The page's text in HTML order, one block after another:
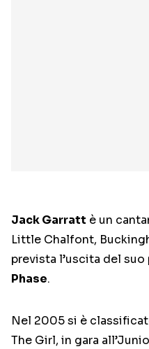
Jack Garratt è un
Little Chalfont,
prevista l’uscita del
Phase.
Nel 2005 si è
The Girl, in gara